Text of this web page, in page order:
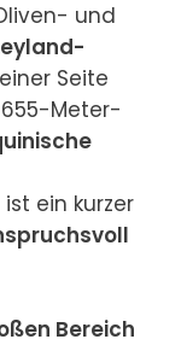
und
Seite
Meter-
ein kurzer
Bereich